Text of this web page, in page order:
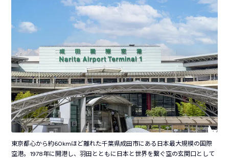
東京都心から約60kmほど離れた千葉県成田市にある日本最大規模の国際
空港。1978年に開港し、羽田とともに日本と世界を繋ぐ空の玄関口として